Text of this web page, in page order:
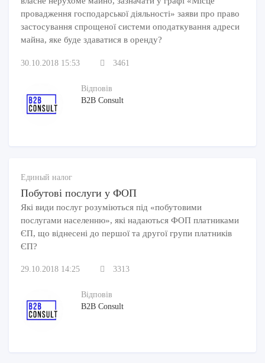
провадження господарської діяльності» заяви про право
застосування спрощеної системи оподаткування адреси
майна, яке буде здаватися в оренду?
30.10.2018 15:53 3461
Відповів
B2B Consult
Единый налог
Побутові послуги у ФОП
Які види послуг розуміються під «побутовими
послугами населенню», які надаються ФОП платниками
ЄП, що віднесені до першої та другої групи платників
ЄП?
29.10.2018 14:25 3313
Відповів
B2B Consult